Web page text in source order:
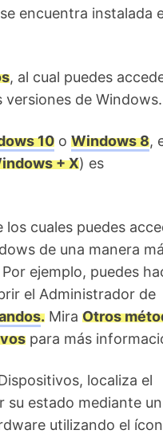
encuentra instalada
, al cual puedes
de Windows.
10o Windows 8,
+ X) es
cuales puedes
de una manera
ejemplo, puedes
el Administrador de
.Mira Otros
para más
localiza el
su estado mediante un
utilizando el